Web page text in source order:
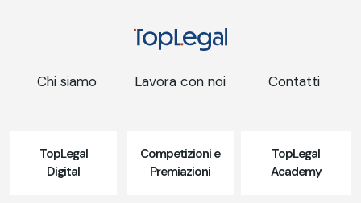
Chi siamo Lavora con noi Contatti
TopLegal
Digital
Competizioni e
Premiazioni
TopLegal
Academy